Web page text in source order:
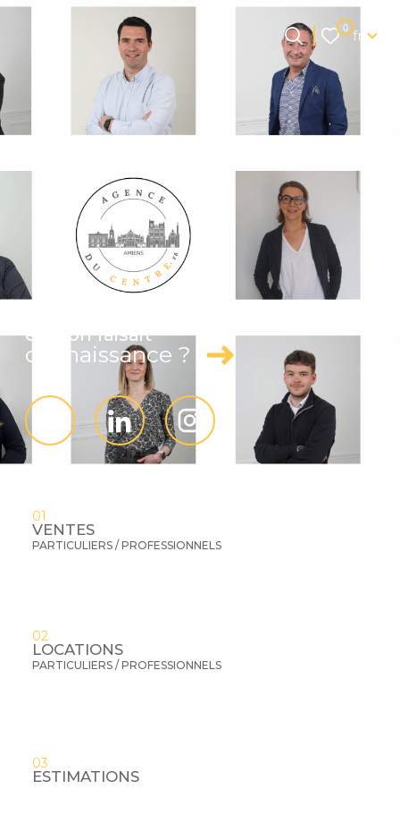
0 Langue
fr
et si on faisait
connaissance ?
01
VENTES
PARTICULIERS / PROFESSIONNELS
02
LOCATIONS
PARTICULIERS / PROFESSIONNELS
03
ESTIMATIONS